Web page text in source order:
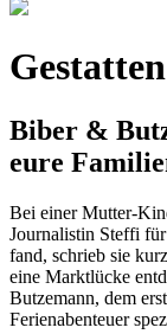
Biber &
eure
Bei einer Mutter-
Journalistin Steffi
fand, schrieb sie
eine Marktlücke
Butzemann, dem
Ferienabenteuer